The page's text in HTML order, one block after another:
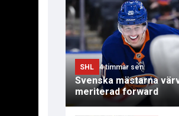
SHL 4 timmar sen
Svenska mästarna
meriterad forward